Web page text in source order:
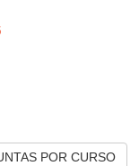
POR CURSO